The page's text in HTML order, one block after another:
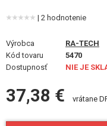
OKULIARE, MASKY
VÝSTROJ, UNIFORMY,
MASKOVANIE, FARBY,
VYSIELAČKY, HEADSETY,
DOPLNKY K ZBRANIAM,
| 2 hodnotenie
Výrobca
RA-TECH
Kód tovaru
5470
Dostupnosť
NIE JE
37,38 € vrátane